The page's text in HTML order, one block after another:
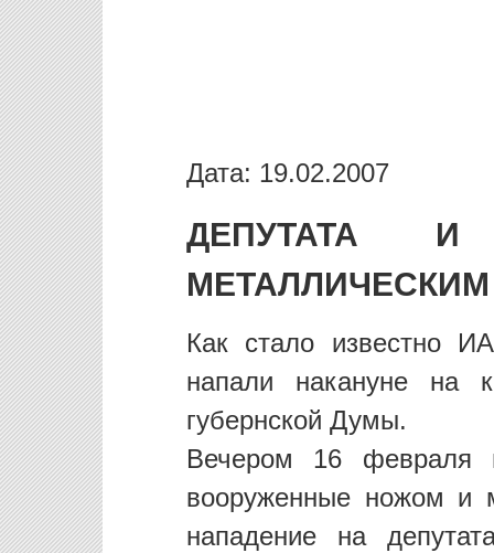
Дата: 19.02.2007
ДЕПУТАТА И
Как стало известно
напали накануне на
губернской Думы.
Вечером 16 февраля
вооруженные ножом и
нападение на